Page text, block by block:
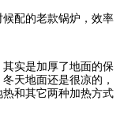
配的老款锅炉，效率
实是加厚了地面的保
天地面还是很凉的，
和其它两种加热方式